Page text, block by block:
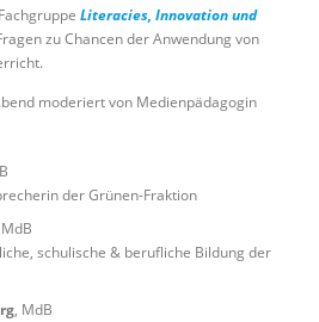
Literacies, Innovation und
zu Chancen der Anwendung von
moderiert von Medienpädagogin
der Grünen-Fraktion
schulische & berufliche Bildung der
, MdB